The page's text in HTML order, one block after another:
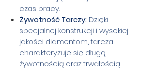
czas pracy.
Żywotność Tarczy: Dzięki
specjalnej konstrukcji i wysokiej
jakości diamentom, tarcza
charakteryzuje się długą
żywotnością oraz trwałością.